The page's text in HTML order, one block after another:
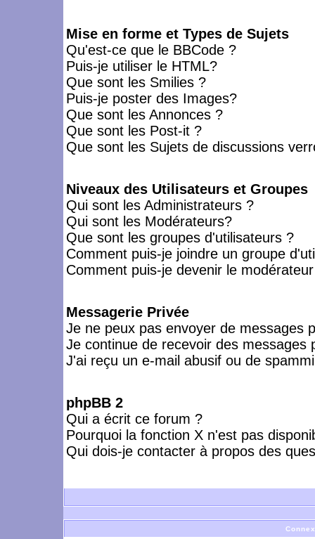
Mise en forme et Types de Sujets
Qu'est-ce que le BBCode ?
Puis-je utiliser le HTML?
Que sont les Smilies ?
Puis-je poster des Images?
Que sont les Annonces ?
Que sont les Post-it ?
Que sont les Sujets de discussions
Niveaux des Utilisateurs et Groupes
Qui sont les Administrateurs ?
Qui sont les Modérateurs?
Que sont les groupes d'utilisateurs ?
Comment puis-je joindre un groupe
Comment puis-je devenir le
Messagerie Privée
Je ne peux pas envoyer de messages
Je continue de recevoir des messages
J'ai reçu un e-mail abusif ou de
phpBB 2
Qui a écrit ce forum ?
Pourquoi la fonction X n'est pas
Qui dois-je contacter à propos des